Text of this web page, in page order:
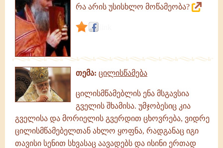
რა არის უსისხლო მოწამეობა?
თემა: ცილისწამება
ცილისმწამებლის ენა მსგავსია
გველის შხამისა. უმჯობესიც კია
გველისა და მორიელის გვერდით ცხოვრება, ვიდრე
ცილისმწამებელთან ახლო ყოფნა, რადგანაც იგი
თავისი სენით სხვასაც აავადებს და ისინი ერთად